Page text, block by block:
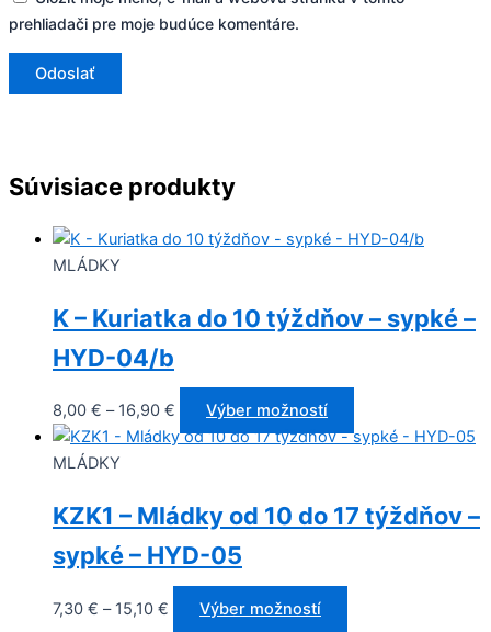
prehliadači pre moje budúce komentáre.
Súvisiace produkty
MLÁDKY
K – Kuriatka do 10 týždňov – sypké –
HYD-04/b
8,00 € – 16,90 € Výber možností
MLÁDKY
KZK1 – Mládky od 10 do 17 týždňov –
sypké – HYD-05
7,30 € – 15,10 € Výber možností